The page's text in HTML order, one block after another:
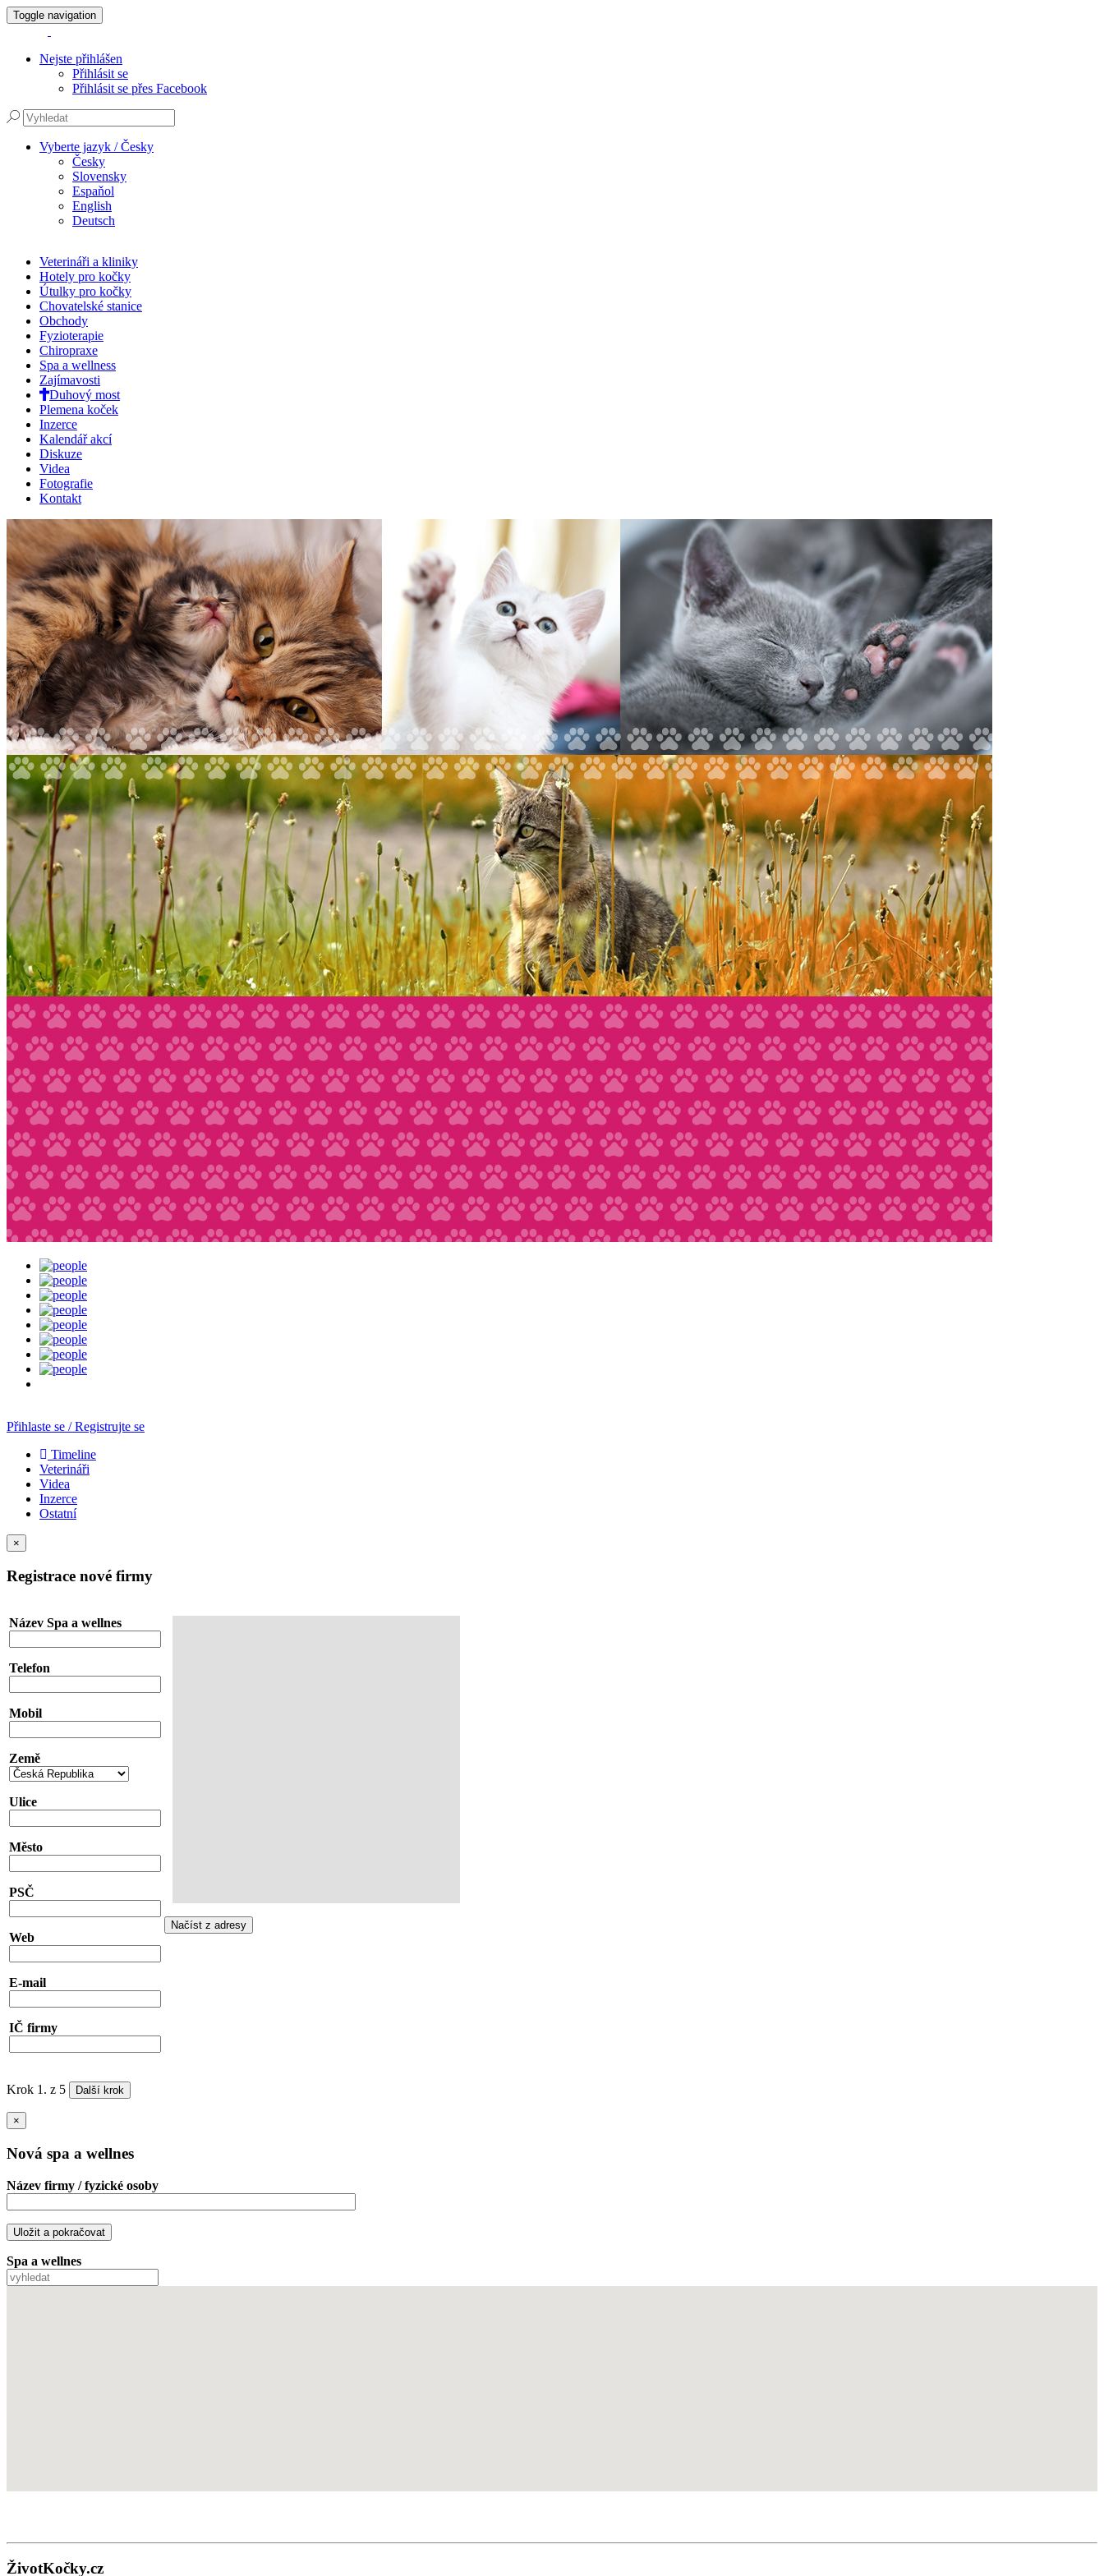
Toggle navigation
Nejste přihlášen
Přihlásit se
Přihlásit se přes Facebook
Vyberte jazyk / Česky
Česky
Slovensky
Espaňol
English
Deutsch
Veterináři a kliniky
Hotely pro kočky
Útulky pro kočky
Chovatelské stanice
Obchody
Fyzioterapie
Chiropraxe
Spa a wellness
Zajímavosti
Duhový most
Plemena koček
Inzerce
Kalendář akcí
Diskuze
Videa
Fotografie
Kontakt
Přihlaste se / Registrujte se
Timeline
Veterináři
Videa
Inzerce
Ostatní
×
Registrace nové firmy
Název Spa a wellnes
Telefon
Mobil
Země
Ulice
Město
PSČ
Web
E-mail
IČ firmy
Krok 1. z 5
×
Nová spa a wellnes
Název firmy / fyzické osoby
Spa a wellnes
ŽivotKočky.cz